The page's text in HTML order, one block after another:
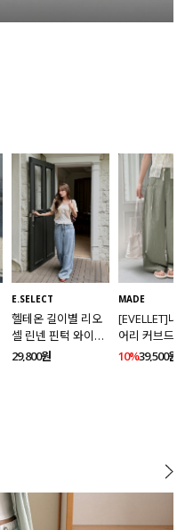
E.SELECT
헬테온 길이별 리오
셀 린넨 핀턱 와이드
데님팬츠
29,800원
MADE
[EVELLET]나
어리 커브드
팬츠
10%39,500원